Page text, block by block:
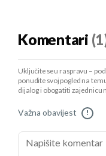
Komentari
Uključite se u raspravu –
ponudite svoj pogled na
dijalog i obogatiti zajednicu
Važna obavijest !